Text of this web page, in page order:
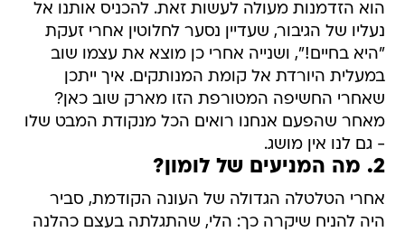
הוא הזדמנות מעולה לעשות זאת. להכניס אותנו אל
נעליו של הגיבור, שעדיין נסער לחלוטין אחרי זעקת
"היא בחיים!", ושנייה אחרי כן מוצא את עצמו שוב
במעלית היורדת אל קומת המנותקים. איך ייתכן
שאחרי החשיפה המטורפת הזו מארק שוב כאן?
מאחר שהפעם אנחנו רואים הכל מנקודת המבט שלו
- גם לנו אין מושג.
2. מה המניעים של לומון?
אחרי הטלטלה הגדולה של העונה הקודמת, סביר
היה להניח שיקרה כך: הלי, שהתגלתה בעצם כהלנה